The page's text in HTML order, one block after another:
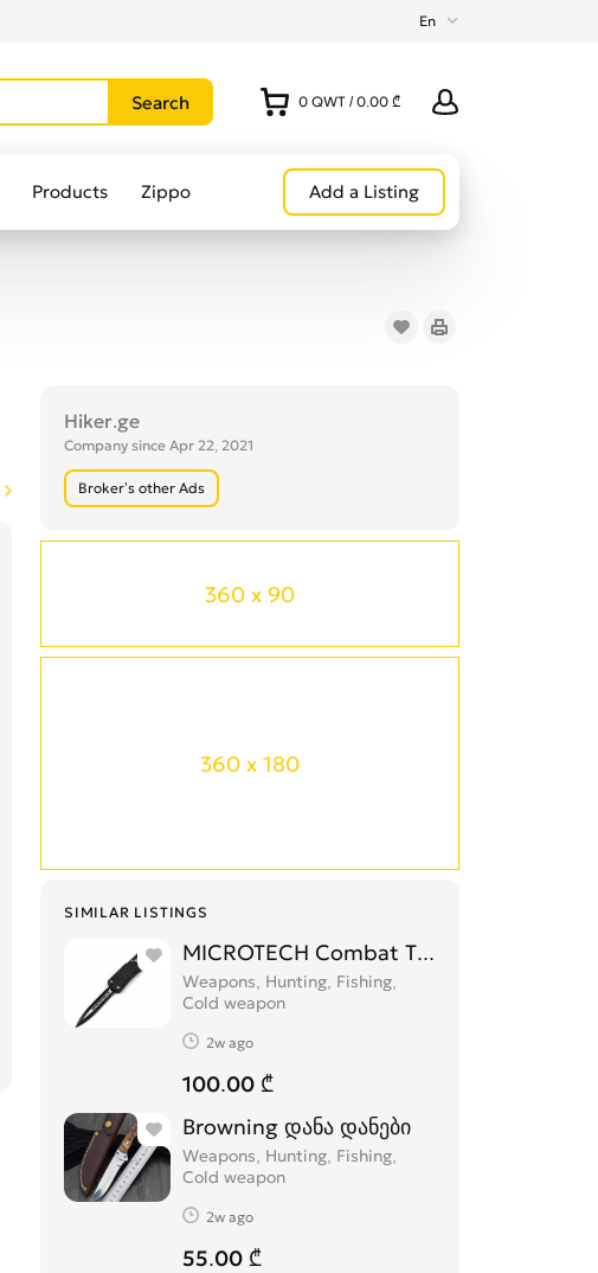
En
0 QWT / 0.00 ₾
Products Zippo Add a Listing
Hiker.ge
Company since Apr 22, 2021
Broker’s other Ads
360 x 90
360 x 180
SIMILAR LISTINGS
MICROTECH Combat Troodon დანა
Weapons, Hunting, Fishing,
Cold weapon
2w ago
100.00 ₾
Browning დანა დანები
Weapons, Hunting, Fishing,
Cold weapon
2w ago
55.00 ₾